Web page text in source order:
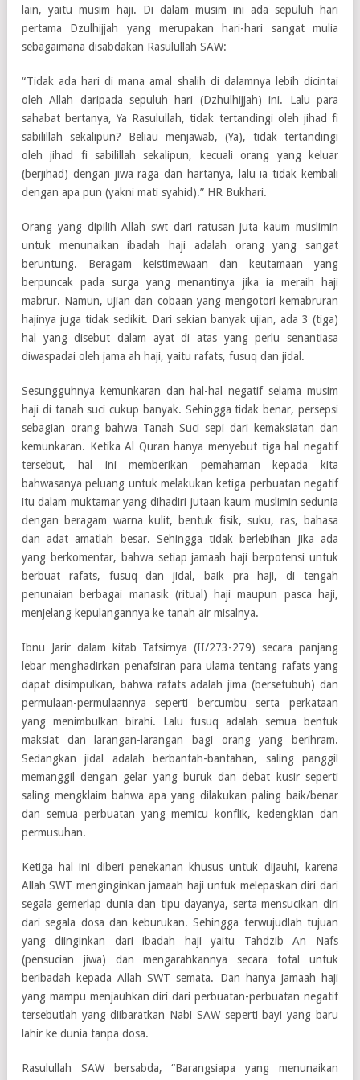
lain, yaitu musim haji. Di dalam musim ini ada sepuluh hari
pertama Dzulhijjah yang merupakan hari-hari sangat mulia
sebagaimana disabdakan Rasulullah SAW:
“Tidak ada hari di mana amal shalih di dalamnya lebih dicintai
oleh Allah daripada sepuluh hari (Dzhulhijjah) ini. Lalu para
sahabat bertanya, Ya Rasulullah, tidak tertandingi oleh jihad fi
sabilillah sekalipun? Beliau menjawab, (Ya), tidak tertandingi
oleh jihad fi sabilillah sekalipun, kecuali orang yang keluar
(berjihad) dengan jiwa raga dan hartanya, lalu ia tidak kembali
dengan apa pun (yakni mati syahid).” HR Bukhari.
Orang yang dipilih Allah swt dari ratusan juta kaum muslimin
untuk menunaikan ibadah haji adalah orang yang sangat
beruntung. Beragam keistimewaan dan keutamaan yang
berpuncak pada surga yang menantinya jika ia meraih haji
mabrur. Namun, ujian dan cobaan yang mengotori kemabruran
hajinya juga tidak sedikit. Dari sekian banyak ujian, ada 3 (tiga)
hal yang disebut dalam ayat di atas yang perlu senantiasa
diwaspadai oleh jama ah haji, yaitu rafats, fusuq dan jidal.
Sesungguhnya kemunkaran dan hal-hal negatif selama musim
haji di tanah suci cukup banyak. Sehingga tidak benar, persepsi
sebagian orang bahwa Tanah Suci sepi dari kemaksiatan dan
kemunkaran. Ketika Al Quran hanya menyebut tiga hal negatif
tersebut, hal ini memberikan pemahaman kepada kita
bahwasanya peluang untuk melakukan ketiga perbuatan negatif
itu dalam muktamar yang dihadiri jutaan kaum muslimin sedunia
dengan beragam warna kulit, bentuk fisik, suku, ras, bahasa
dan adat amatlah besar. Sehingga tidak berlebihan jika ada
yang berkomentar, bahwa setiap jamaah haji berpotensi untuk
berbuat rafats, fusuq dan jidal, baik pra haji, di tengah
penunaian berbagai manasik (ritual) haji maupun pasca haji,
menjelang kepulangannya ke tanah air misalnya.
Ibnu Jarir dalam kitab Tafsirnya (II/273-279) secara panjang
lebar menghadirkan penafsiran para ulama tentang rafats yang
dapat disimpulkan, bahwa rafats adalah jima (bersetubuh) dan
permulaan-permulaannya seperti bercumbu serta perkataan
yang menimbulkan birahi. Lalu fusuq adalah semua bentuk
maksiat dan larangan-larangan bagi orang yang berihram.
Sedangkan jidal adalah berbantah-bantahan, saling panggil
memanggil dengan gelar yang buruk dan debat kusir seperti
saling mengklaim bahwa apa yang dilakukan paling baik/benar
dan semua perbuatan yang memicu konflik, kedengkian dan
permusuhan.
Ketiga hal ini diberi penekanan khusus untuk dijauhi, karena
Allah SWT menginginkan jamaah haji untuk melepaskan diri dari
segala gemerlap dunia dan tipu dayanya, serta mensucikan diri
dari segala dosa dan keburukan. Sehingga terwujudlah tujuan
yang diinginkan dari ibadah haji yaitu Tahdzib An Nafs
(pensucian jiwa) dan mengarahkannya secara total untuk
beribadah kepada Allah SWT semata. Dan hanya jamaah haji
yang mampu menjauhkan diri dari perbuatan-perbuatan negatif
tersebutlah yang diibaratkan Nabi SAW seperti bayi yang baru
lahir ke dunia tanpa dosa.
Rasulullah SAW bersabda, “Barangsiapa yang menunaikan